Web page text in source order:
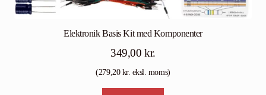
Elektronik Basis Kit med Komponenter
349,00kr.
(279,20kr. eksl. moms)